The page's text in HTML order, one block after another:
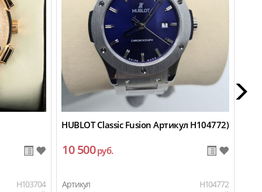
H103704
HUBLOT Classic Fusion Артикул H104772)
10 500руб.
Артикул
H104772